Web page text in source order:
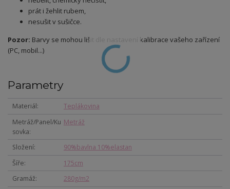
prát i žehlit rubem,
nesušit v sušičce.
Pozor: Barvy se mohou lišit dle nastavení kalibrace vašeho zařízení
(PC, mobil...)
Parametry
Materiál
Teplákovina
Metráž/Panel/Ku
sovka
Metráž
Složení
90%bavlna 10%elastan
Šíře
175cm
Gramáž
280g/m2